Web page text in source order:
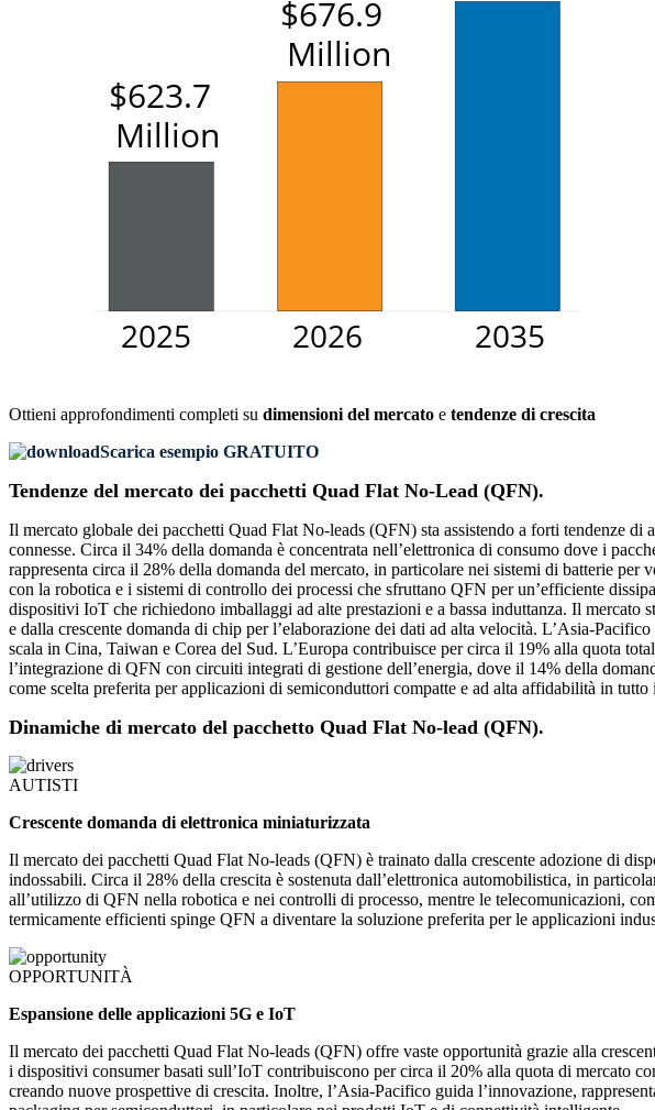
Ottieni approfondimenti completi su dimensioni del mercato e tendenze di crescita
Scarica esempio GRATUITO
Tendenze del mercato dei pacchetti Quad Flat No-Lead (QFN).
Il mercato globale dei pacchetti Quad Flat No-leads (QFN) sta assistendo a forti tendenze
connesse. Circa il 34% della domanda è concentrata nell’elettronica di consumo dove i
rappresenta circa il 28% della domanda del mercato, in particolare nei sistemi di batterie
con la robotica e i sistemi di controllo dei processi che sfruttano QFN per un’efficiente
dispositivi IoT che richiedono imballaggi ad alte prestazioni e a bassa induttanza. Il
e dalla crescente domanda di chip per l’elaborazione dei dati ad alta velocità. L’Asia-
scala in Cina, Taiwan e Corea del Sud. L’Europa contribuisce per circa il 19% alla quota
l’integrazione di QFN con circuiti integrati di gestione dell’energia, dove il 14% della
come scelta preferita per applicazioni di semiconduttori compatte e ad alta affidabilità in tutto
Dinamiche di mercato del pacchetto Quad Flat No-lead (QFN).
AUTISTI
Crescente domanda di elettronica miniaturizzata
Il mercato dei pacchetti Quad Flat No-leads (QFN) è trainato dalla crescente adozione di
indossabili. Circa il 28% della crescita è sostenuta dall’elettronica automobilistica, in
all’utilizzo di QFN nella robotica e nei controlli di processo, mentre le telecomunicazioni,
termicamente efficienti spinge QFN a diventare la soluzione preferita per le applicazioni
OPPORTUNITÀ
Espansione delle applicazioni 5G e IoT
Il mercato dei pacchetti Quad Flat No-leads (QFN) offre vaste opportunità grazie alla
i dispositivi consumer basati sull’IoT contribuiscono per circa il 20% alla quota di mercato
creando nuove prospettive di crescita. Inoltre, l’Asia-Pacifico guida l’innovazione,